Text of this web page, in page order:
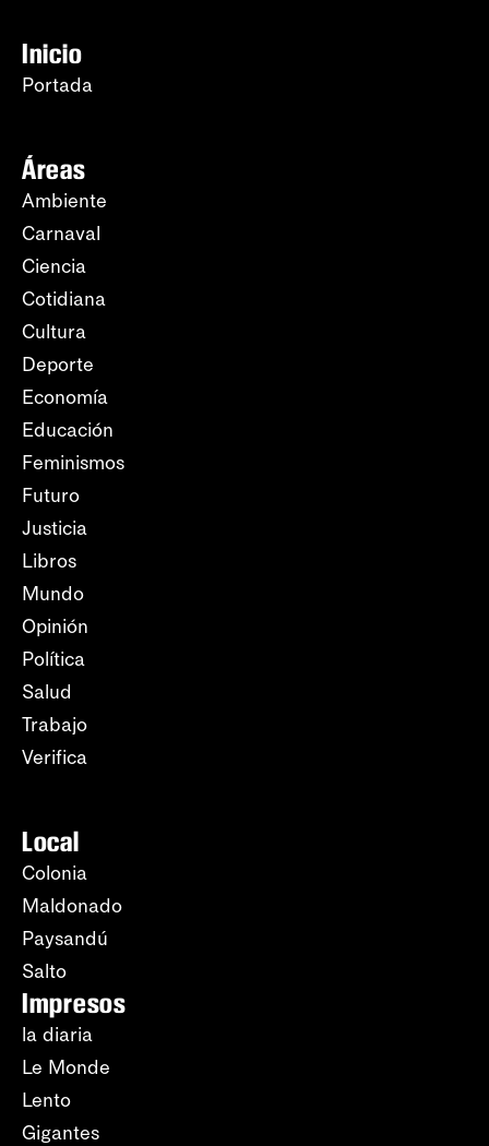
Inicio
Portada
Áreas
Ambiente
Carnaval
Ciencia
Cotidiana
Cultura
Deporte
Economía
Educación
Feminismos
Futuro
Justicia
Libros
Mundo
Opinión
Política
Salud
Trabajo
Verifica
Local
Colonia
Maldonado
Paysandú
Salto
Impresos
la diaria
Le Monde
Lento
Gigantes